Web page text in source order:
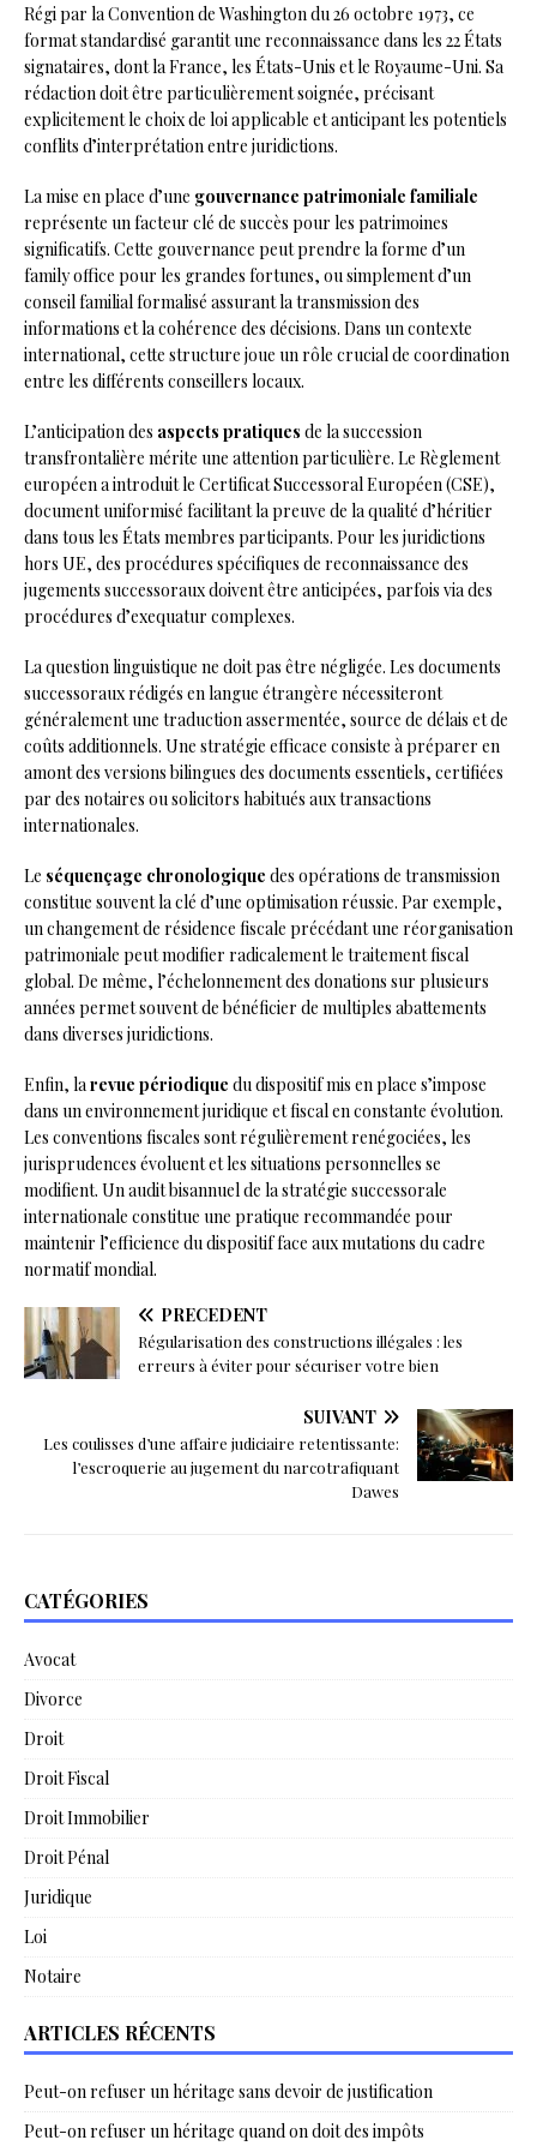
Régi par la Convention de Washington du 26 octobre 1973, ce
format standardisé garantit une reconnaissance dans les 22 États
signataires, dont la France, les États-Unis et le Royaume-Uni. Sa
rédaction doit être particulièrement soignée, précisant
explicitement le choix de loi applicable et anticipant les potentiels
conflits d’interprétation entre juridictions.
La mise en place d’une gouvernance patrimoniale familiale
représente un facteur clé de succès pour les patrimoines
significatifs. Cette gouvernance peut prendre la forme d’un
family office pour les grandes fortunes, ou simplement d’un
conseil familial formalisé assurant la transmission des
informations et la cohérence des décisions. Dans un contexte
international, cette structure joue un rôle crucial de coordination
entre les différents conseillers locaux.
L’anticipation des aspects pratiques de la succession
transfrontalière mérite une attention particulière. Le Règlement
européen a introduit le Certificat Successoral Européen (CSE),
document uniformisé facilitant la preuve de la qualité d’héritier
dans tous les États membres participants. Pour les juridictions
hors UE, des procédures spécifiques de reconnaissance des
jugements successoraux doivent être anticipées, parfois via des
procédures d’exequatur complexes.
La question linguistique ne doit pas être négligée. Les documents
successoraux rédigés en langue étrangère nécessiteront
généralement une traduction assermentée, source de délais et de
coûts additionnels. Une stratégie efficace consiste à préparer en
amont des versions bilingues des documents essentiels, certifiées
par des notaires ou solicitors habitués aux transactions
internationales.
Le séquençage chronologique des opérations de transmission
constitue souvent la clé d’une optimisation réussie. Par exemple,
un changement de résidence fiscale précédant une réorganisation
patrimoniale peut modifier radicalement le traitement fiscal
global. De même, l’échelonnement des donations sur plusieurs
années permet souvent de bénéficier de multiples abattements
dans diverses juridictions.
Enfin, la revue périodique du dispositif mis en place s’impose
dans un environnement juridique et fiscal en constante évolution.
Les conventions fiscales sont régulièrement renégociées, les
jurisprudences évoluent et les situations personnelles se
modifient. Un audit bisannuel de la stratégie successorale
internationale constitue une pratique recommandée pour
maintenir l’efficience du dispositif face aux mutations du cadre
normatif mondial.
PRÉCÉDENT
Régularisation des constructions illégales : les
erreurs à éviter pour sécuriser votre bien
SUIVANT
Les coulisses d’une affaire judiciaire retentissante:
l’escroquerie au jugement du narcotrafiquant
Dawes
CATÉGORIES
Avocat
Divorce
Droit
Droit Fiscal
Droit Immobilier
Droit Pénal
Juridique
Loi
Notaire
ARTICLES RÉCENTS
Peut-on refuser un héritage sans devoir de justification
Peut-on refuser un héritage quand on doit des impôts